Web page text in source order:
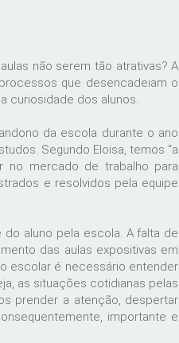
não serem tão atrativas? A
que desencadeiam o
curiosidade dos alunos.
da escola durante o ano
Segundo Eloisa, temos “a
no mercado de trabalho para
e resolvidos pela equipe
aluno pela escola. A falta de
das aulas expositivas em
escolar é necessário entender
as situações cotidianas pelas
prender a atenção, despertar
importante e